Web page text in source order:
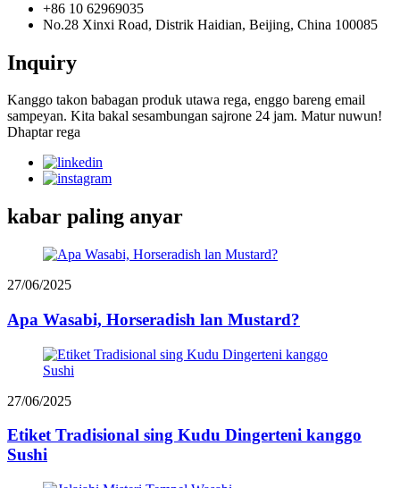
+86 10 62969035
No.28 Xinxi Road, Distrik Haidian, Beijing, China 100085
Inquiry
Kanggo takon babagan produk utawa rega, enggo bareng email
sampeyan. Kita bakal sesambungan sajrone 24 jam. Matur nuwun!
Dhaptar rega
kabar paling anyar
27/06/2025
Apa Wasabi, Horseradish lan Mustard?
27/06/2025
Etiket Tradisional sing Kudu Dingerteni kanggo
Sushi